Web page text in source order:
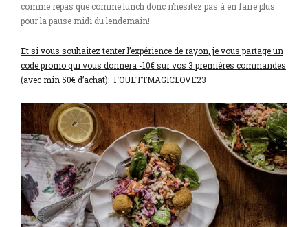
comme repas que comme lunch donc n’hésitez pas à en faire plus
pour la pause midi du lendemain!
Et si vous souhaitez tenter l’expérience de rayon, je vous partage un
code promo qui vous donnera -10€ sur vos 3 premières commandes
(avec min 50€ d’achat): FOUETTMAGICLOVE23